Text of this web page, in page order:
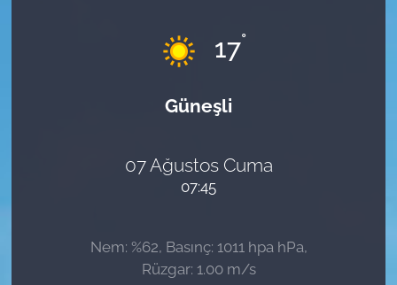
17°
Güneşli
07 Ağustos Cuma
07:45
Nem: %62, Basınç: 1011 hpa hPa,
Rüzgar: 1.00 m/s